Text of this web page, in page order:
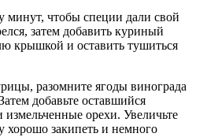
минут, чтобы специи дали свой
затем добавить куриный
крышкой и оставить тушиться
разомните ягоды винограда
добавьте оставшийся
орехи. Увеличьте
хорошо закипеть и немного